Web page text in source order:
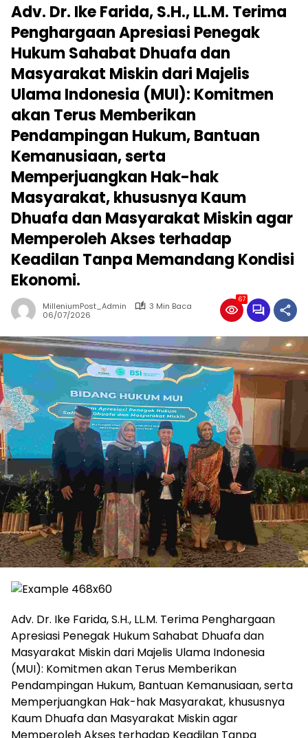
Adv. Dr. Ike Farida, S.H., LL.M. Terima
Penghargaan Apresiasi Penegak
Hukum Sahabat Dhuafa dan
Masyarakat Miskin dari Majelis
Ulama Indonesia (MUI): Komitmen
akan Terus Memberikan
Pendampingan Hukum, Bantuan
Kemanusiaan, serta
Memperjuangkan Hak-hak
Masyarakat, khususnya Kaum
Dhuafa dan Masyarakat Miskin agar
Memperoleh Akses terhadap
Keadilan Tanpa Memandang Kondisi
Ekonomi.
MilleniumPost_Admin
3 Min Baca
06/07/2026
67
Adv. Dr. Ike Farida, S.H., LL.M. Terima Penghargaan
Apresiasi Penegak Hukum Sahabat Dhuafa dan
Masyarakat Miskin dari Majelis Ulama Indonesia
(MUI): Komitmen akan Terus Memberikan
Pendampingan Hukum, Bantuan Kemanusiaan, serta
Memperjuangkan Hak-hak Masyarakat, khususnya
Kaum Dhuafa dan Masyarakat Miskin agar